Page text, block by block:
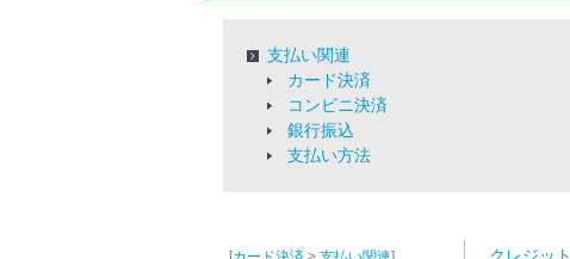
支払い関連
カード決済
コンビニ決済
銀行振込
支払い方法